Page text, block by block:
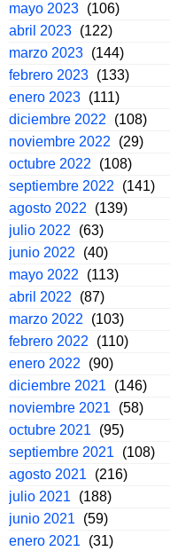
mayo 2023 (106)
abril 2023 (122)
marzo 2023 (144)
febrero 2023 (133)
enero 2023 (111)
diciembre 2022
(108)
noviembre 2022
(29)
octubre 2022
(108)
septiembre 2022
(141)
agosto 2022
(139)
julio 2022
(63)
junio 2022
(40)
mayo 2022
(113)
abril 2022
(87)
marzo 2022
(103)
febrero 2022
(110)
enero 2022
(90)
diciembre 2021
(146)
noviembre 2021
(58)
octubre 2021
(95)
septiembre 2021
(108)
agosto 2021
(216)
julio 2021
(188)
junio 2021
(59)
enero 2021
(31)